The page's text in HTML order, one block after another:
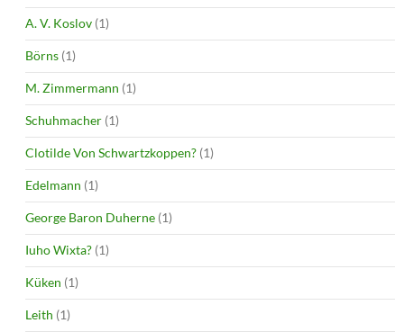
A. V. Koslov (1)
Börns (1)
M. Zimmermann (1)
Schuhmacher (1)
Clotilde Von Schwartzkoppen? (1)
Edelmann (1)
George Baron Duherne (1)
Iuho Wixta? (1)
Küken (1)
Leith (1)